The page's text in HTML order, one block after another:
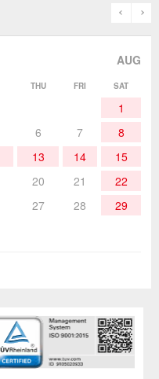
prev
AUG
THU FRI SAT
1
6 7
8
13 14
15
20 21
22
27 28
29